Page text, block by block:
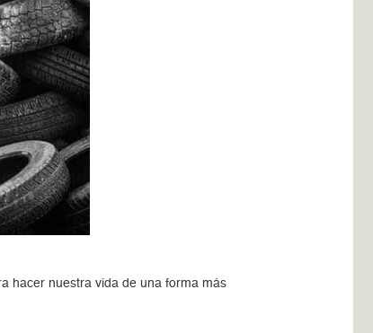
hacer nuestra vida de una forma más